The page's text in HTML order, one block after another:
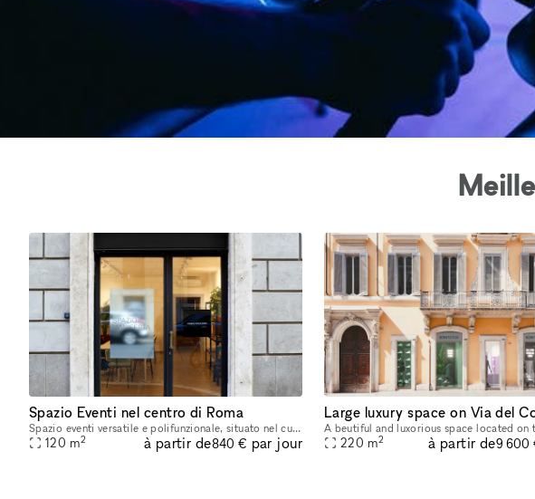
Spazio Eventi nel centro di Roma
Spazio eventi versatile e polifunzionale, situato nel cuore pulsante del quartiere Monti, Roma, a due passi dal Colosseo: 120 mq dislocati su due livelli si affacciano in una delle strade centrali pi
120 m2 à partir de840 € par jour
Large luxury space on Via del
220 m2 à partir de9 600